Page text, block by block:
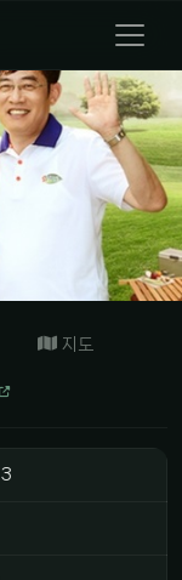
지도